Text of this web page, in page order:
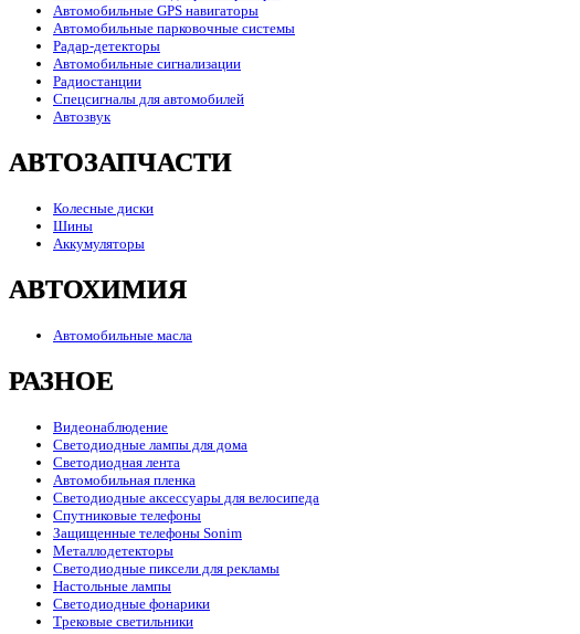
Автомобильные GPS навигаторы
Автомобильные парковочные системы
Радар-детекторы
Автомобильные сигнализации
Радиостанции
Спецсигналы для автомобилей
Автозвук
АВТОЗАПЧАСТИ
Колесные диски
Шины
Аккумуляторы
АВТОХИМИЯ
Автомобильные масла
РАЗНОЕ
Видеонаблюдение
Светодиодные лампы для дома
Светодиодная лента
Автомобильная пленка
Светодиодные аксессуары для велосипеда
Спутниковые телефоны
Защищенные телефоны Sonim
Металлодетекторы
Светодиодные пиксели для рекламы
Настольные лампы
Светодиодные фонарики
Трековые светильники